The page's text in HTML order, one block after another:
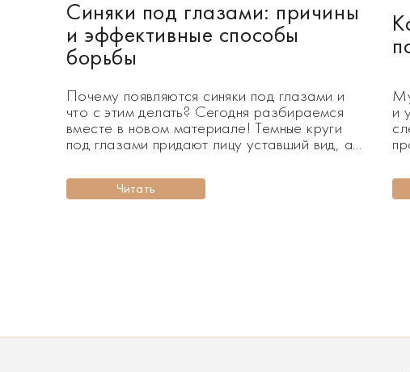
Синяки под глазами: причины
и эффективные способы
борьбы
Почему появляются синяки под глазами и
что с этим делать? Сегодня разбираемся
вместе в новом материале! Темные круги
под глазами придают лицу уставший вид, а
глазами – это периорбитальная
гиперпигментация, которая возникает
Читать
и